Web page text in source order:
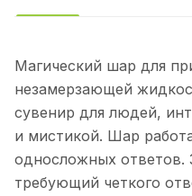
Магический шар для
незамерзающей
сувенир для людей,
и мистикой. Шар
односложных ответов.
требующий четкого